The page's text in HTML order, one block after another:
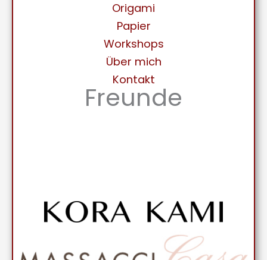
Origami
Papier
Workshops
Über mich
Kontakt
Freunde